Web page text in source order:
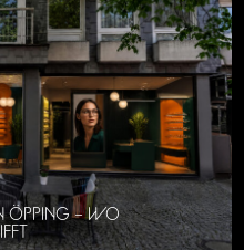
ÖPPING – WO